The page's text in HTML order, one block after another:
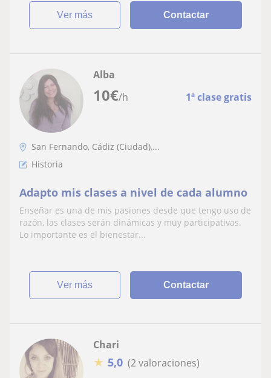
ver más Contactar
10€/h 1ª clase gratis
Alba
San Fernando, Cádiz (Ciudad),...
Historia
Adapto mis clases a nivel de cada alumno
Enseñar es una de mis pasiones desde que tengo uso de
razón, las clases serán dinámicas y muy participativas.
Lo importante es el bienestar...
ver más Contactar
Chari
★ 5,0 (2 valoraciones)